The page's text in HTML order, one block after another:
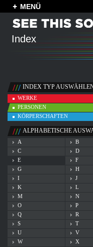
MENÜ
Index
INDEX TYP
WERKE
PERSONEN
KÖRPERSCHAFTEN
ALPHABETISCHE
A
B
C
D
E
F
G
H
I
J
K
L
M
N
O
P
Q
R
S
T
U
V
W
X